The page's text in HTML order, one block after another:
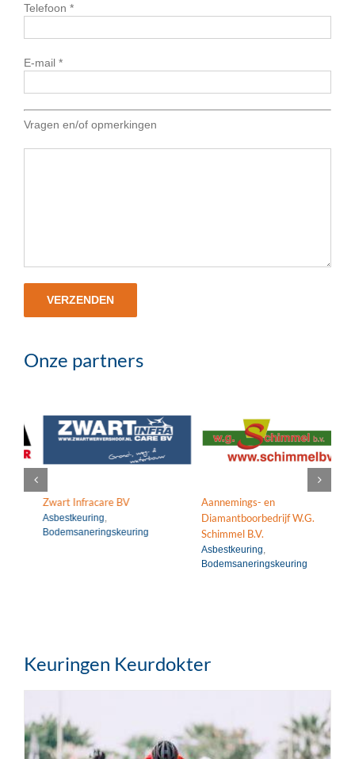
Telefoon *
E-mail *
Vragen en/of opmerkingen
Onze partners
Zwart Infracare BV
Asbestkeuring,
Bodemsaneringskeuring
Asbestkeuring
Bodemsaneringskeuring
Aannemings- en
Diamantboorbedrijf W.G.
Schimmel B.V.
Asbestkeuring,
Bodemsaneringskeuring
Periodiek Medisch
Onderzoek (PMO)
Keuringen Keurdokter